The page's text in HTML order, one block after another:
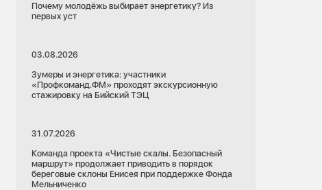
Почему молодёжь выбирает энергетику? Из
первых уст
03.08.2026
Зумеры и энергетика: участники
«Профкоманд.ФМ» проходят экскурсионную
стажировку на Бийский ТЭЦ
31.07.2026
Команда проекта «Чистые скалы. Безопасный
маршрут» продолжает приводить в порядок
береговые склоны Енисея при поддержке Фонда
Мельниченко